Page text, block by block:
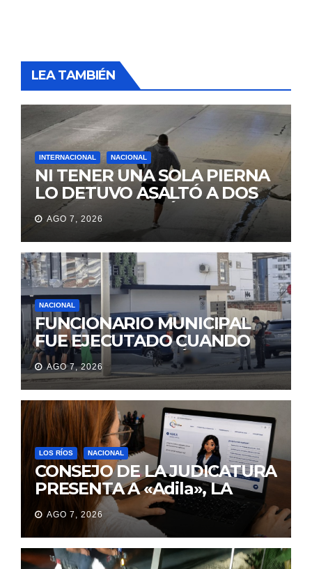
LEA TAMBIÉN
INTERNACIONAL NACIONAL
NI TENER UNA SOLA PIERNA
LO DETUVO ASALTÓ A DOS
MUJERES Y HUYÓ
BRINCANDO.
AGO 7, 2026
NACIONAL
FUNCIONARIO MUNICIPAL
FUE EJECUTADO CUANDO
IBA A UNA REUNIÓN DE
TRABAJO EN MANTA
AGO 7, 2026
LOS RÍOS NACIONAL
CONSEJO DE LA JUDICATURA
PRESENTA A «Adila», LA
ASISTENTE VIRTUAL QUE
ORIENTA A LA CIUDADANÍA
SOBRE TRÁMITES
JUDICIALES
AGO 7, 2026